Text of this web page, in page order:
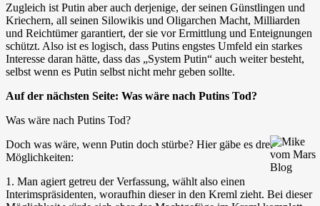
Zugleich ist Putin aber auch derjenige, der seinen Günstlingen und
Kriechern, all seinen Silowikis und Oligarchen Macht, Milliarden
und Reichtümer garantiert, der sie vor Ermittlung und Enteignungen
schützt. Also ist es logisch, dass Putins engstes Umfeld ein starkes
Interesse daran hätte, dass das „System Putin“ auch weiter besteht,
selbst wenn es Putin selbst nicht mehr geben sollte.
Auf der nächsten Seite: Was wäre nach Putins Tod?
Was wäre nach Putins Tod?
Doch was wäre, wenn Putin doch stürbe? Hier gäbe es drei
Möglichkeiten:
1. Man agiert getreu der Verfassung, wählt also einen
Interimspräsidenten, woraufhin dieser in den Kreml zieht. Bei dieser